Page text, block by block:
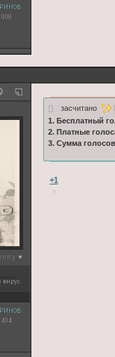
000
♥
вирус
434
засчитано
1. Бесплатный
2. Платные
3. Сумма
+1